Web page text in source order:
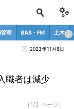
理 BAS・FM 土木
2023年11月8日
職者は減少
（1/2 ページ）